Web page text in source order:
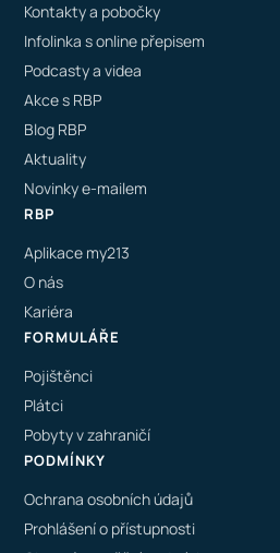
Kontakty a pobočky
Infolinka s online přepisem
Podcasty a videa
Akce s RBP
Blog RBP
Aktuality
Novinky e-mailem
RBP
Aplikace my213
O nás
Kariéra
FORMULÁŘE
Pojištěnci
Plátci
Pobyty v zahraničí
PODMÍNKY
Ochrana osobních údajů
Prohlášení o přístupnosti